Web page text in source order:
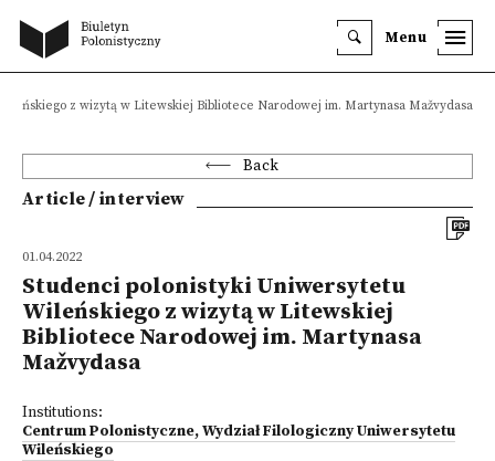
Menu
z wizytą w Litewskiej Bibliotece Narodowej im. Martynasa Mažvydasa
Back
Article / interview
01.04.2022
Studenci polonistyki Uniwersytetu
Wileńskiego z wizytą w Litewskiej
Bibliotece Narodowej im. Martynasa
Mažvydasa
Institutions:
Centrum Polonistyczne, Wydział Filologiczny Uniwersytetu
Wileńskiego